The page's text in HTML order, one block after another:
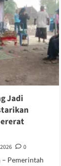
Jadi
0
– Pemerintah